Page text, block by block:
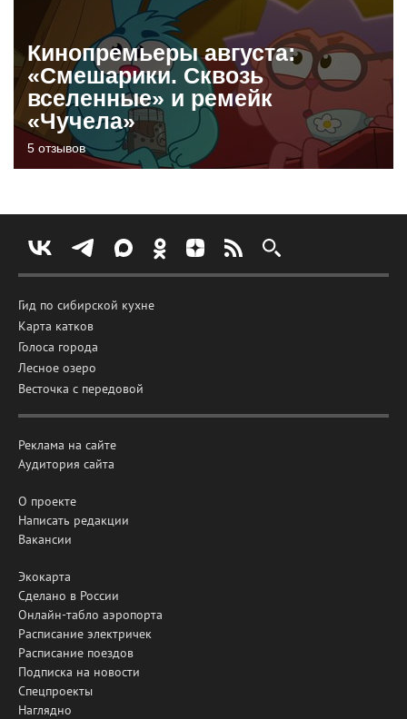
Кинопремьеры августа:
«Смешарики. Сквозь
вселенные» и ремейк
«Чучела»
5 отзывов
Гид по сибирской кухне
Карта катков
Голоса города
Лесное озеро
Весточка с передовой
Реклама на сайте
Аудитория сайта
О проекте
Написать редакции
Вакансии
Экокарта
Сделано в России
Онлайн-табло аэропорта
Расписание электричек
Расписание поездов
Подписка на новости
Спецпроекты
Наглядно